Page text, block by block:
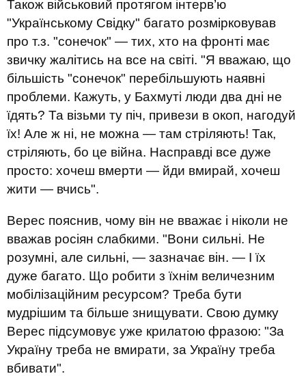
Також військовий протягом інтерв’ю
"Українському Свідку" багато розмірковував
про т.з. "сонечок" — тих, хто на фронті має
звичку жалітись на все на світі. "Я вважаю, що
більшість "сонечок" перебільшують наявні
проблеми. Кажуть, у Бахмуті люди два дні не
їдять? Та візьми ту піч, привези в окоп, нагодуй
їх! Але ж ні, не можна — там стріляють! Так,
стріляють, бо це війна. Насправді все дуже
просто: хочеш вмерти — йди вмирай, хочеш
жити — вчись".
Верес пояснив, чому він не вважає і ніколи не
вважав росіян слабкими. "Вони сильні. Не
розумні, але сильні, — зазначає він. — І їх
дуже багато. Що робити з їхнім величезним
мобілізаційним ресурсом? Треба бути
мудрішим та більше знищувати. Свою думку
Верес підсумовує уже крилатою фразою: "За
Україну треба не вмирати, за Україну треба
вбивати".